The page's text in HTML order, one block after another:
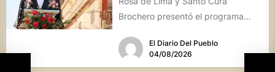
Brochero presentó el programa
El Diario Del Pueblo
04/08/2026